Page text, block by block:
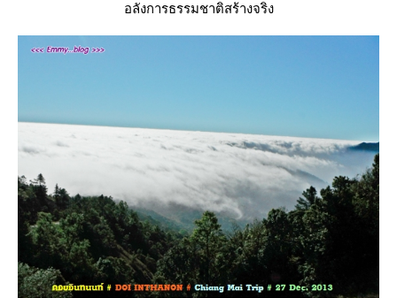
อลังการธรรมชาติสร้างจริง